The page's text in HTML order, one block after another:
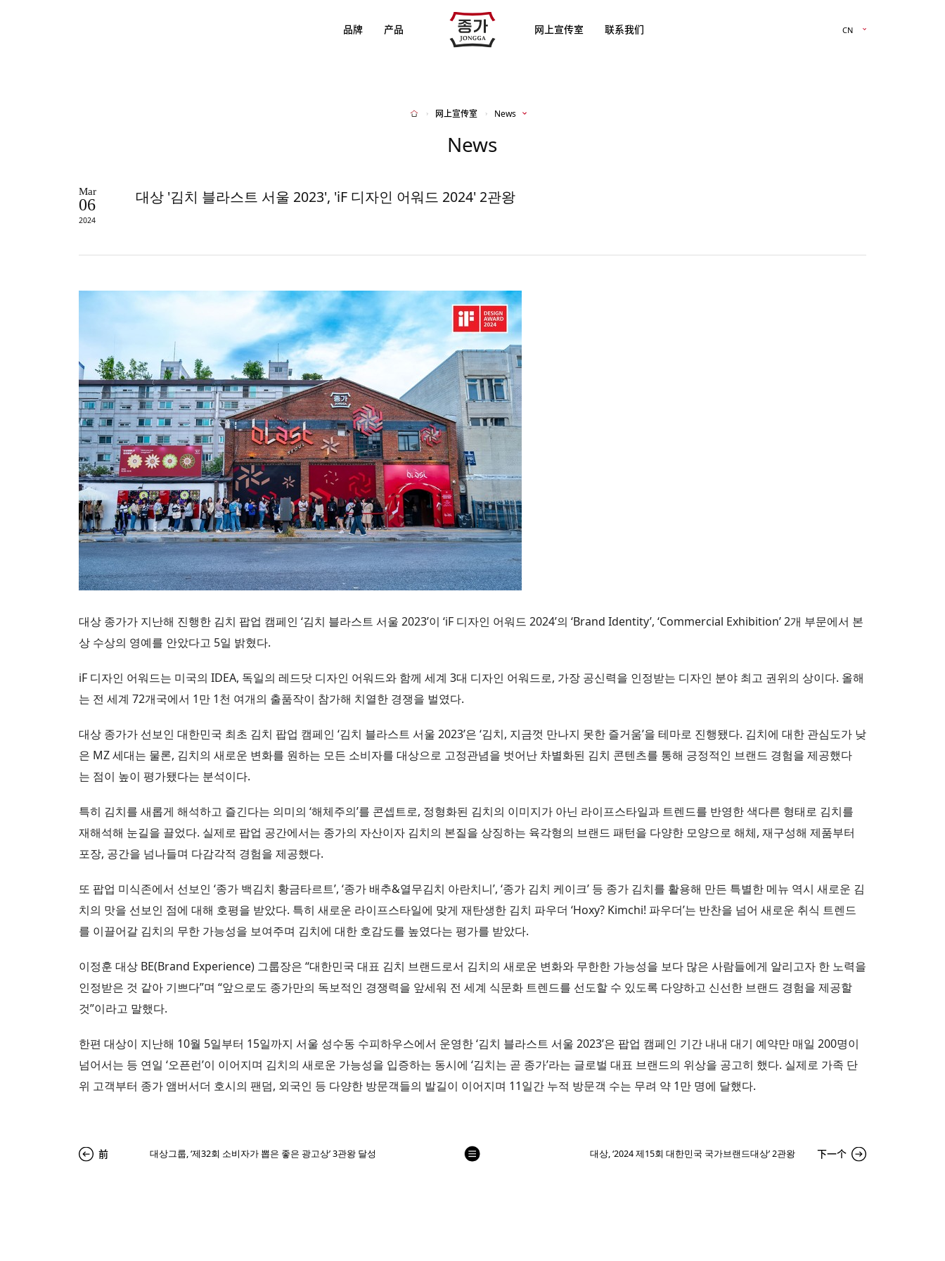
JJONGGA
品牌 产品 网上宣传室 联系我们 CN
Home 网上宣传室 News
News
Mar
06
2024
대상 '김치 블라스트 서울 2023', 'iF 디자인 어워드 2024' 2관왕
대상 종가가 지난해 진행한 김치 팝업 캠페인 ‘김치 블라스트 서울 2023’이 ‘iF 디자인 어워드 2024’의 ‘Brand Identity’, ‘Commercial Exhibition’ 2개 부문에서 본
상 수상의 영예를 안았다고 5일 밝혔다.
iF 디자인 어워드는 미국의 IDEA, 독일의 레드닷 디자인 어워드와 함께 세계 3대 디자인 어워드로, 가장 공신력을 인정받는 디자인 분야 최고 권위의 상이다. 올해
는 전 세계 72개국에서 1만 1천 여개의 출품작이 참가해 치열한 경쟁을 벌였다.
대상 종가가 선보인 대한민국 최초 김치 팝업 캠페인 ‘김치 블라스트 서울 2023’은 ‘김치, 지금껏 만나지 못한 즐거움’을 테마로 진행됐다. 김치에 대한 관심도가 낮
은 MZ 세대는 물론, 김치의 새로운 변화를 원하는 모든 소비자를 대상으로 고정관념을 벗어난 차별화된 김치 콘텐츠를 통해 긍정적인 브랜드 경험을 제공했다
는 점이 높이 평가됐다는 분석이다.
특히 김치를 새롭게 해석하고 즐긴다는 의미의 ‘해체주의’를 콘셉트로, 정형화된 김치의 이미지가 아닌 라이프스타일과 트렌드를 반영한 색다른 형태로 김치를
재해석해 눈길을 끌었다. 실제로 팝업 공간에서는 종가의 자산이자 김치의 본질을 상징하는 육각형의 브랜드 패턴을 다양한 모양으로 해체, 재구성해 제품부터
포장, 공간을 넘나들며 다감각적 경험을 제공했다.
또 팝업 미식존에서 선보인 ‘종가 백김치 황금타르트’, ‘종가 배추&열무김치 아란치니’, ‘종가 김치 케이크’ 등 종가 김치를 활용해 만든 특별한 메뉴 역시 새로운 김
치의 맛을 선보인 점에 대해 호평을 받았다. 특히 새로운 라이프스타일에 맞게 재탄생한 김치 파우더 ‘Hoxy? Kimchi! 파우더’는 반찬을 넘어 새로운 취식 트렌드
를 이끌어갈 김치의 무한 가능성을 보여주며 김치에 대한 호감도를 높였다는 평가를 받았다.
이정훈 대상 BE(Brand Experience) 그룹장은 “대한민국 대표 김치 브랜드로서 김치의 새로운 변화와 무한한 가능성을 보다 많은 사람들에게 알리고자 한 노력을
인정받은 것 같아 기쁘다”며 “앞으로도 종가만의 독보적인 경쟁력을 앞세워 전 세계 식문화 트렌드를 선도할 수 있도록 다양하고 신선한 브랜드 경험을 제공할
것”이라고 말했다.
한편 대상이 지난해 10월 5일부터 15일까지 서울 성수동 수피하우스에서 운영한 ‘김치 블라스트 서울 2023’은 팝업 캠페인 기간 내내 대기 예약만 매일 200명이
넘어서는 등 연일 ‘오픈런’이 이어지며 김치의 새로운 가능성을 입증하는 동시에 ‘김치는 곧 종가’라는 글로벌 대표 브랜드의 위상을 공고히 했다. 실제로 가족 단
위 고객부터 종가 앰버서더 호시의 팬덤, 외국인 등 다양한 방문객들의 발길이 이어지며 11일간 누적 방문객 수는 무려 약 1만 명에 달했다.
前 대상그룹, ‘제32회 소비자가 뽑은 좋은 광고상’ 3관왕 달성 대상, ‘2024 제15회 대한민국 국가브랜드대상’ 2관왕 下一个
列